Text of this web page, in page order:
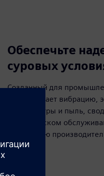
Обеспечьте
суровых
Созданный для
выдерживает вибрацию,
температуры и пыль,
в техническом
стабильную